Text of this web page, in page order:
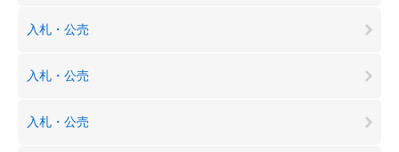
入札・公売
入札・公売
入札・公売